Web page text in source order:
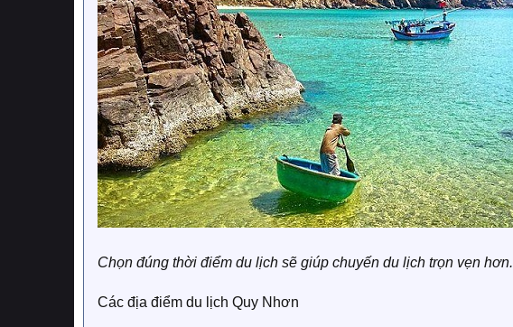
Chọn đúng thời điểm du lịch sẽ giúp chuyến du lịch trọn vẹn hơn.
Các địa điểm du lịch Quy Nhơn